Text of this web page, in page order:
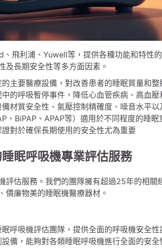
飛利浦、Yuwell等，提供各種功能和特性
及長期安全性等多方面因素。
主要醫療設備，對改善患者的睡眠質量和
的呼吸暫停事件，降低心血管疾病、高血
材質安全性、氣壓控制精確度、噪音水平
、BiPAP、APAP等）適用於不同程度的睡眠
對於確保長期使用的安全性尤為重要
眠呼吸機專業評估服務
評估服務。我們的團隊擁有超過25年的相關
價廉物美的睡眠機醫療器材。
呼吸機評估團隊，提供全面的呼吸機安全性
備，能夠對各類睡眠呼吸機進行全面的安全